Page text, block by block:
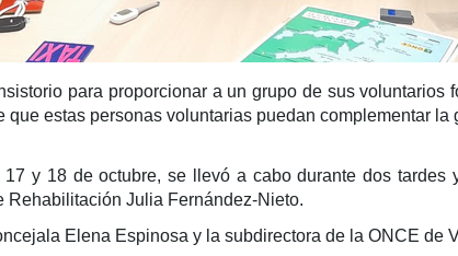
para proporcionar a un grupo de sus voluntarios
estas personas voluntarias puedan complementar
y 18 de octubre, se llevó a cabo durante dos
Rehabilitación Julia Fernández-Nieto.
Elena Espinosa y la subdirectora de la ONCE de